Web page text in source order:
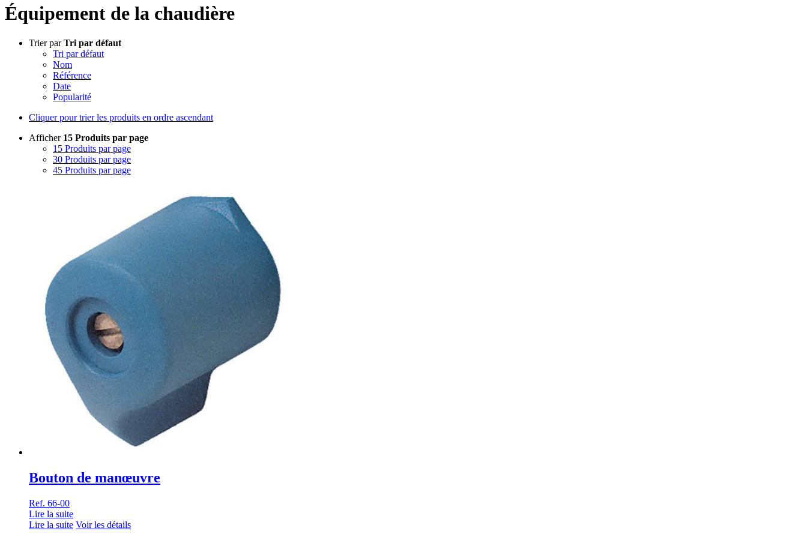
Équipement de la chaudière
Trier parTri par défaut
Tri par défaut
Nom
Référence
Date
Popularité
Cliquer pour trier les produits en ordre ascendant
Afficher 15 Produits par page
15 Produits par page
30 Produits par page
45 Produits par page
Bouton de manœuvre
Ref. 66-00
Lire la suite
Lire la suite Voir les détails